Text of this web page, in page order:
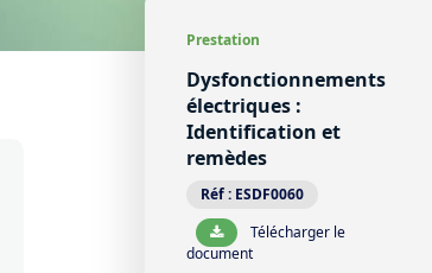
Prestation
Dysfonctionnements
électriques :
Identification et
remèdes
Réf : ESDF0060
Télécharger le
document